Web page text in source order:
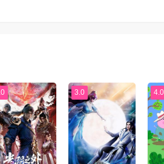
第78集
第82集
第86集
3.0 4.0